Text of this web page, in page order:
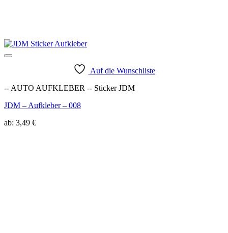
Auf die Wunschliste
-- AUTO AUFKLEBER -- Sticker JDM
JDM – Aufkleber – 008
ab: 3,49 €